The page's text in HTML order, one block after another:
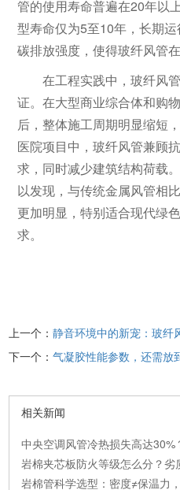
管的使用寿命普遍在20年以
型寿命仅为5至10年，长期
碳排放强度，使得玻纤风管
在工程实践中，玻纤风
证。在大型商业综合体和购
后，整体施工周期明显缩短
医院项目中，玻纤风管兼顾
求，同时减少建筑结构荷载
以发现，与传统金属风管相
更加明显，特别适合现代绿
求。
上一个：静音环境中的新宠：玻纤
下一个：气凝胶性能参数，还需放
相关新闻
中央空调风管冷热损失高达30%
岩棉夹芯板防火等级怎么分？劣
岩棉管科学选型：密度≠保温力